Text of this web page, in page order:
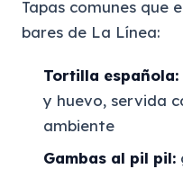
Tapas comunes que
bares de La Línea:
Tortilla española:
y huevo, servida
ambiente
Gambas al pil pil: